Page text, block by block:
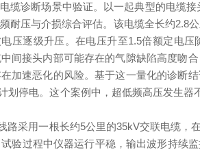
缆诊断场景中验证。以一起典型的电缆
压与介损综合评估。该电缆全长约2.8
压逐级升压。在电压升至1.5倍额定电
接头内部可能存在的气隙缺陷高度吻
加速恶化的风险。基于这一量化的诊断
停电。这个案例中，超低频高压发生器
采用一根长约5公里的35kV交联电缆，
验过程中仪器运行平稳，输出波形持续